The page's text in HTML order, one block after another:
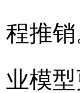
程推
业模